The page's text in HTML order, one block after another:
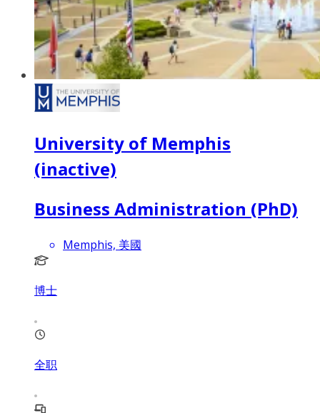
University of Memphis
(inactive)
Business Administration (PhD)
Memphis, 美國
博士
全职